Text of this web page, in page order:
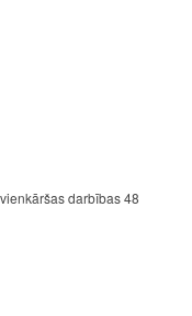
darbības 48